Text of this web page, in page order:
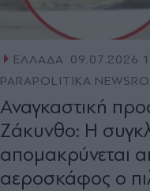
ΕΛΛΑΔΑ 09.07.2026
PARAPOLITIKA
Αναγκαστική
Ζάκυνθο: Η
απομακρύνεται
αεροσκάφος ο